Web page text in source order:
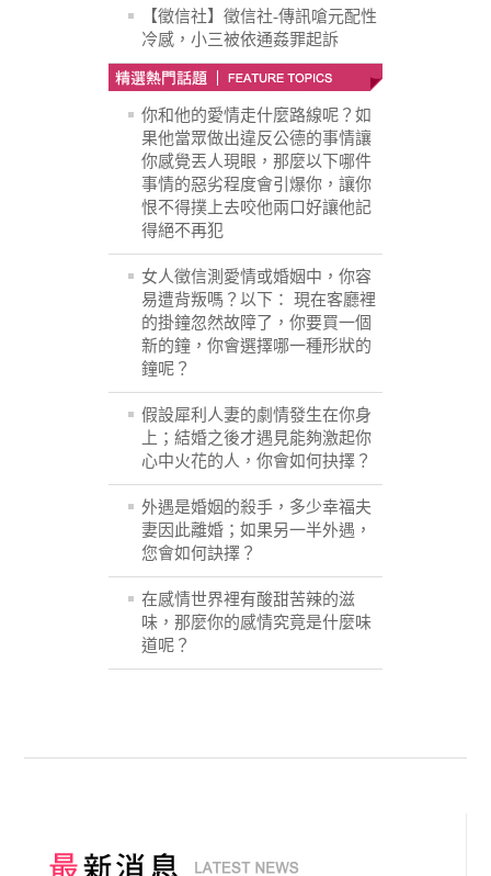
【徵信社】徵信社-傳訊嗆元配性
冷感，小三被依通姦罪起訴
你和他的愛情走什麼路線呢？如
果他當眾做出違反公德的事情讓
你感覺丟人現眼，那麼以下哪件
事情的惡劣程度會引爆你，讓你
恨不得撲上去咬他兩口好讓他記
得絕不再犯
女人徵信測愛情或婚姻中，你容
易遭背叛嗎？以下： 現在客廳裡
的掛鐘忽然故障了，你要買一個
新的鐘，你會選擇哪一種形狀的
鐘呢？
假設犀利人妻的劇情發生在你身
上；結婚之後才遇見能夠激起你
心中火花的人，你會如何抉擇？
外遇是婚姻的殺手，多少幸福夫
妻因此離婚；如果另一半外遇，
您會如何訣擇？
在感情世界裡有酸甜苦辣的滋
味，那麼你的感情究竟是什麼味
道呢？